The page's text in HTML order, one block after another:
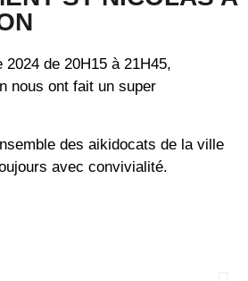
2024 de 20H15 à 21H45,
nous ont fait un super
des aikidocats de la ville
avec convivialité.